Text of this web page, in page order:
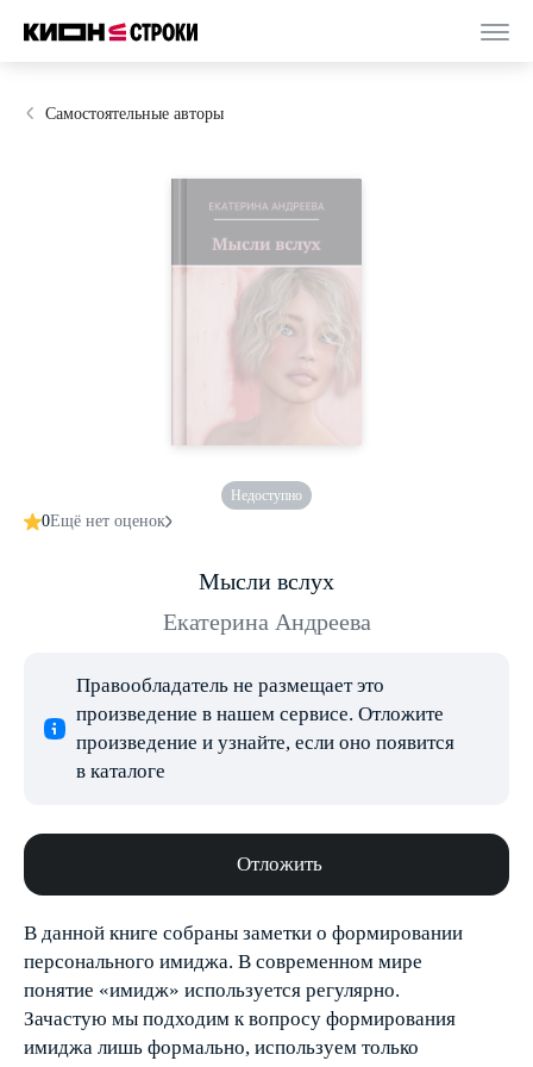
Самостоятельные авторы
Недоступно
0Ещё нет оценок
Мысли вслух
Екатерина Андреева
Правообладатель не размещает это
произведение в нашем сервисе. Отложите
произведение и узнайте, если оно появится
в каталоге
Отложить
В данной книге собраны заметки о формировании
персонального имиджа. В современном мире
понятие «имидж» используется регулярно.
Зачастую мы подходим к вопросу формирования
имиджа лишь формально, используем только